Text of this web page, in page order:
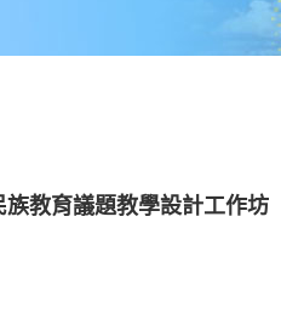
族教育議題教學設計工作坊